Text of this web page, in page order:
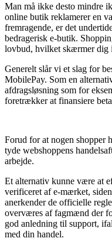
Man må ikke desto mindre
online butik reklamerer en
fremragende, er det
bedragerisk e-butik.
lovbud, hvilket skærmer dig
Generelt slår vi et slag for
MobilePay. Som en
afdragsløsning som for
foretrækker at finansiere
Forud for at nogen shopper
tyde webshoppens
arbejde.
Et alternativ kunne være at
verificeret af e-mærket,
anerkender de officielle
overværes af fagmænd der
god anledning til support,
med din handel.